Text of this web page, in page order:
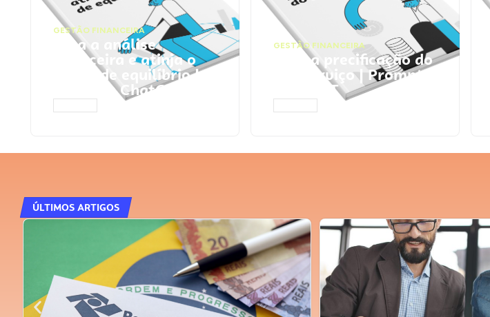
GESTÃO FINANCEIRA
Faça a análise
financeira e atinja o
ponto de equilíbrio |
Prompts ChatGPT
GESTÃO FINANCEIRA
Faça a precificação do
seu serviço | Prompts
ChatGPT
ÚLTIMOS ARTIGOS